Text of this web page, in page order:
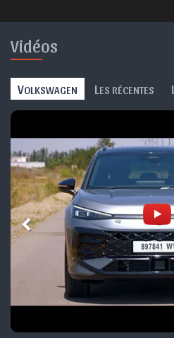
Vidéos
VOLKSWAGEN L ES RÉCENTES L